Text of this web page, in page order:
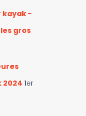
kayak -
gros
2024 1er